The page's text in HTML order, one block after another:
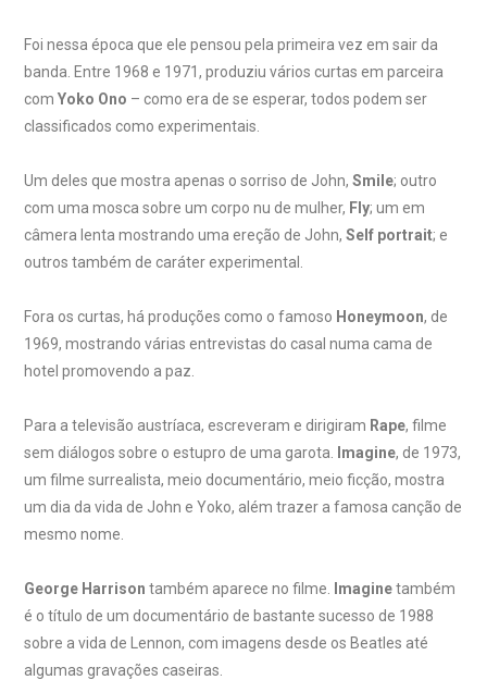
Foi nessa época que ele pensou pela primeira vez em sair da
banda. Entre 1968 e 1971, produziu vários curtas em parceira
com Yoko Ono – como era de se esperar, todos podem ser
classificados como experimentais.
Um deles que mostra apenas o sorriso de John, Smile; outro
com uma mosca sobre um corpo nu de mulher, Fly; um em
câmera lenta mostrando uma ereção de John, Self portrait; e
outros também de caráter experimental.
Fora os curtas, há produções como o famoso Honeymoon, de
1969, mostrando várias entrevistas do casal numa cama de
hotel promovendo a paz.
Para a televisão austríaca, escreveram e dirigiram Rape, filme
sem diálogos sobre o estupro de uma garota.
Imagine, de 1973,
um filme surrealista, meio documentário, meio ficção, mostra
um dia da vida de John e Yoko, além trazer a famosa canção de
mesmo nome.
George Harrison também aparece no filme. Imaginetambém
é o título de um documentário de bastante sucesso de 1988
sobre a vida de Lennon, com imagens desde os Beatles até
algumas gravações caseiras.